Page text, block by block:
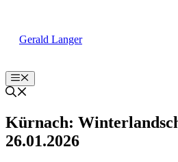
Gerald Langer
Menü
Kürnach:
26.01.2026